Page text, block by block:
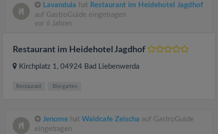
Lavandula hat Restaurant im Heidehotel Jagdhof
auf GastroGuide eingetragen
vor 6 Jahren
Restaurant im Heidehotel Jagdhof
Kirchplatz 1, 04924 Bad Liebenwerda
Restaurant Biergarten
Jenome hat Waldcafe Zeischa auf GastroGuide
eingetragen